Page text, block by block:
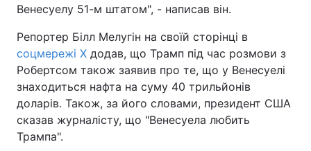
Венесуелу 51-м штатом", - написав він.
Репортер Білл Мелугін на своїй сторінці в
соцмережі X додав, що Трамп під час розмови з
Робертсом також заявив про те, що у Венесуелі
знаходиться нафта на суму 40 трильйонів
доларів. Також, за його словами, президент США
сказав журналісту, що "Венесуела любить
Трампа".